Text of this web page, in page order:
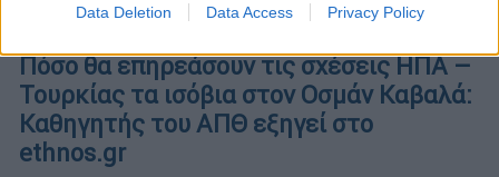
Data Deletion Data Access Privacy Policy
Πόσο θα επηρεάσουν τις σχέσεις ΗΠΑ –
Τουρκίας τα ισόβια στον Οσμάν Καβαλά:
Καθηγητής του ΑΠΘ εξηγεί στο
ethnos.gr